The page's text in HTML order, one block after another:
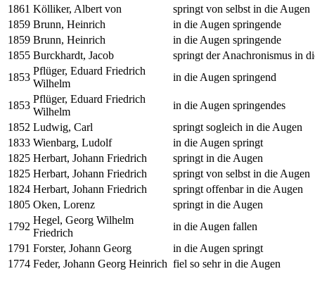
1861 Kölliker, Albert von
springt von selbst in die Augen
1859 Brunn, Heinrich
in die Augen springende
1859 Brunn, Heinrich
in die Augen springende
1855 Burckhardt, Jacob
springt der Anachronismus in
1853
Pflüger, Eduard Friedrich
Wilhelm
in die Augen springend
1853
Pflüger, Eduard Friedrich
Wilhelm
in die Augen springendes
1852 Ludwig, Carl
springt sogleich in die Augen
1833 Wienbarg, Ludolf
in die Augen springt
1825 Herbart, Johann Friedrich
springt in die Augen
1825 Herbart, Johann Friedrich
springt von selbst in die Augen
1824 Herbart, Johann Friedrich
springt offenbar in die Augen
1805 Oken, Lorenz
springt in die Augen
1792
Hegel, Georg Wilhelm
Friedrich
in die Augen fallen
1791 Forster, Johann Georg
in die Augen springt
1774 Feder, Johann Georg Heinrich fiel so sehr in die Augen